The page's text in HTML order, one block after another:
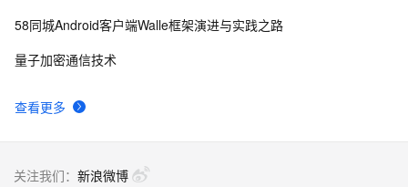
查看更多
58同城Android客户端Walle框架演进与实践之路
量子加密通信技术
关注我们： 新浪微博